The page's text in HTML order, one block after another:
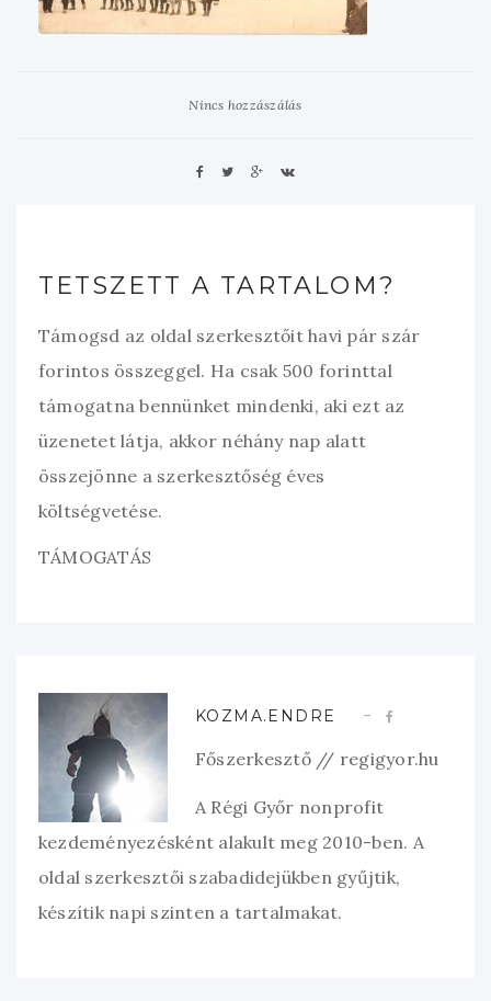
Nincs hozzászálás
TETSZETT A TARTALOM?
Támogsd az oldal szerkesztőit havi pár szár
forintos összeggel. Ha csak 500 forinttal
támogatna bennünket mindenki, aki ezt az
üzenetet látja, akkor néhány nap alatt
összejönne a szerkesztőség éves
költségvetése.
TÁMOGATÁS
KOZMA.ENDRE
Főszerkesztő // regigyor.hu
A Régi Győr nonprofit
kezdeményezésként alakult meg 2010-ben. A
oldal szerkesztői szabadidejükben gyűjtik,
készítik napi szinten a tartalmakat.